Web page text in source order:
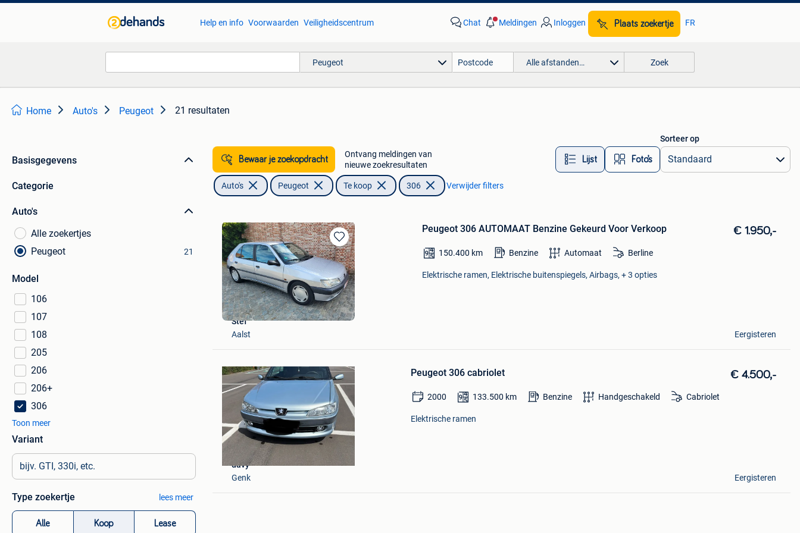
Help en info Voorwaarden Veiligheidscentrum Chat Meldingen Inloggen Plaats zoekertje FR
Peugeot Alle afstanden… Zoek
Home Auto's Peugeot 21 resultaten
Basisgegevens
Categorie
Auto's
Alle zoekertjes
Peugeot
21
Model
106
107
108
205
206
206+
306
Toon meer
Variant
Type zoekertje lees meer
Alle Koop Lease
Bewaar je zoekopdracht
Ontvang meldingen van
nieuwe zoekresultaten
Lijst Foto’s
Sorteer op
Auto's Peugeot Te koop 306 Verwijder filters
Bewaren
in
Mijn
Favorieten
Peugeot 306 AUTOMAAT Benzine Gekeurd Voor Verkoop € 1.950,-
150.400 km Benzine Automaat Berline
Elektrische ramen, Elektrische buitenspiegels, Airbags, + 3 opties
Stef
Aalst
Eergisteren
Mijn
Favorieten
Peugeot 306 cabriolet € 4.500,-
2000 133.500 km Benzine Handgeschakeld Cabriolet
Elektrische ramen
davy
Genk
Eergisteren